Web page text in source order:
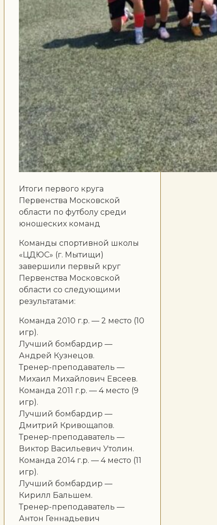
Итоги первого круга
Первенства Московской
области по футболу среди
юношеских команд
Команды спортивной школы
«ЦДЮС» (г. Мытищи)
завершили первый круг
Первенства Московской
области со следующими
результатами:
Команда 2010 г.р. — 2 место (10
игр).
Лучший бомбардир —
Андрей Кузнецов.
Тренер-преподаватель —
Михаил Михайлович Евсеев.
Команда 2011 г.р. — 4 место (9
игр).
Лучший бомбардир —
Дмитрий Кривощапов.
Тренер-преподаватель —
Виктор Васильевич Утолин.
Команда 2014 г.р. — 4 место (11
игр).
Лучший бомбардир —
Кирилл Бальшем.
Тренер-преподаватель —
Антон Геннадьевич